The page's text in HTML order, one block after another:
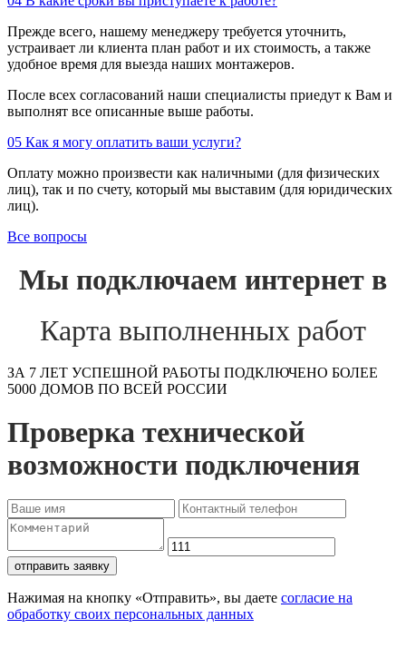
Прежде всего, нашему менеджеру требуется уточнить,
устраивает ли клиента план работ и их стоимость, а также
удобное время для выезда наших монтажеров.
После всех согласований наши специалисты приедут к Вам и
выполнят все описанные выше работы.
05 Как я могу оплатить ваши услуги?
Оплату можно произвести как наличными (для физических
лиц), так и по счету, который мы выставим (для юридических
лиц).
Все вопросы
Мы подключаем интернет в
Карта выполненных работ
ЗА 7 ЛЕТ УСПЕШНОЙ РАБОТЫ ПОДКЛЮЧЕНО БОЛЕЕ
5000 ДОМОВ ПО ВСЕЙ РОССИИ
Проверка технической
возможности подключения
отправить заявку
Нажимая на кнопку «Отправить», вы даете согласие на
обработку своих персональных данных